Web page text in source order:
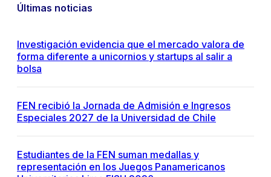
Últimas noticias
Investigación evidencia que el mercado valora de
forma diferente a unicornios y startups al salir a
bolsa
FEN recibió la Jornada de Admisión e Ingresos
Especiales 2027 de la Universidad de Chile
Estudiantes de la FEN suman medallas y
representación en los Juegos Panamericanos